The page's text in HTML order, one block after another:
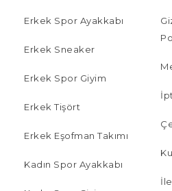
Erkek Spor Ayakkabı
Erkek Sneaker
Erkek Spor Giyim
Erkek Tişört
Erkek Eşofman Takımı
Kadın Spor Ayakkabı